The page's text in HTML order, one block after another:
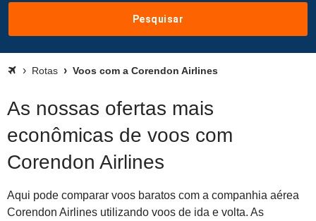
Pesquisar
Rotas Voos com a Corendon Airlines
As nossas ofertas mais
econômicas de voos com
Corendon Airlines
Aqui pode comparar voos baratos com a companhia aérea
Corendon Airlines utilizando voos de ida e volta. As